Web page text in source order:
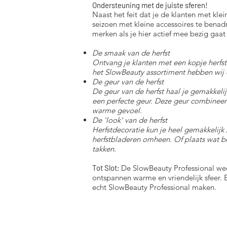
Ondersteuning met de juiste sferen!
Naast het feit dat je de klanten met
seizoen met kleine accessoires te
merken als je hier actief mee bezig
De smaak van de herfst
Ontvang je klanten met een kopje
het SlowBeauty assortiment hebben
De geur van de herfst
De geur van de herfst haal je
een perfecte geur. Deze geur
warme gevoel.
De 'look' van de herfst
Herfstdecoratie kun je heel
herfstbladeren omheen. Of plaats wat
takken.
Tot Slot; De SlowBeauty Professional
ontspannen warme en vriendelijk
echt SlowBeauty Professional maken.